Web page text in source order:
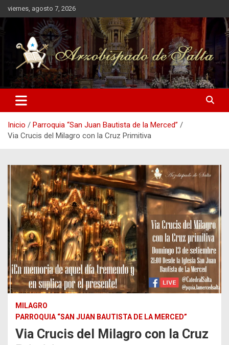
Saltar
al
contenido
viernes, agosto 7, 2026
Arzobispado de Salta
Arzobispado de Salta
Inicio
Parroquia “San Juan Bautista de la Merced”
Via Crucis del Milagro con la Cruz Primitiva
MILAGRO
PARROQUIA “SAN JUAN BAUTISTA DE LA MERCED”
Via Crucis del Milagro con la Cruz